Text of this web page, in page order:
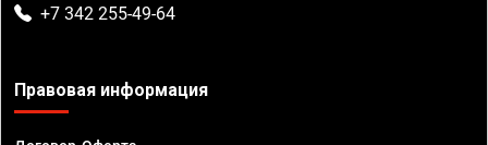
+7 342 255-49-64
Правовая информация